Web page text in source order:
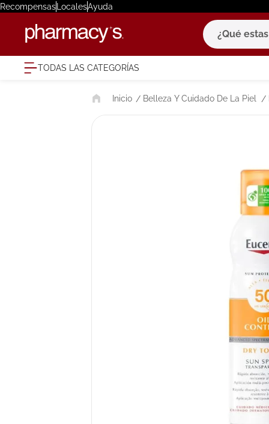
RecompensasLocalesAyuda
¿Qué estas
TODAS LAS CATEGORÍAS
Belleza Y Cuidado De La Piel
1 . eucerin
cerave
degraler
roche